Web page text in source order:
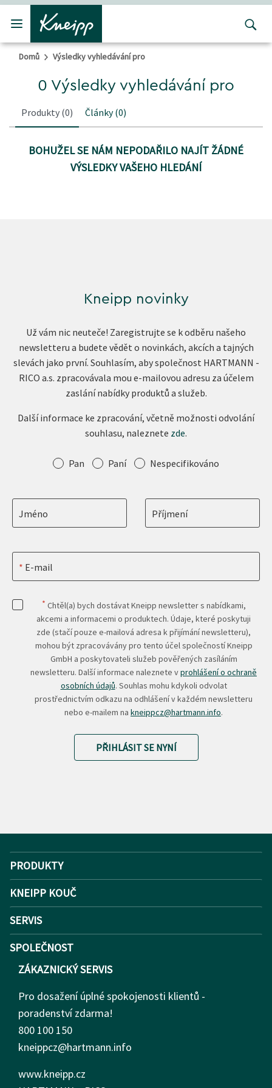
Přejít na hlavní obsah
Přejít na obsah patičky
Domů Výsledky vyhledávání pro
0 Výsledky vyhledávání pro
Produkty (0) Články(0)
BOHUŽEL SE NÁM NEPODAŘILO NAJÍT ŽÁDNÉ
VÝSLEDKY VAŠEHO HLEDÁNÍ
Kneipp novinky
Už vám nic neuteče! Zaregistrujte se k odběru našeho
newsletteru a budete vědět o novinkách, akcích a tajných
slevách jako první. Souhlasím, aby společnost HARTMANN -
RICO a.s. zpracovávala mou e-mailovou adresu za účelem
zaslání nabídky produktů a služeb.
Další informace ke zpracování, včetně možnosti odvolání
souhlasu, naleznete zde.
Oslovení Pan Paní Nespecifikováno
Jméno Příjmení
E-mail
* Chtěl(a) bych dostávat Kneipp newsletter s nabídkami,
akcemi a informacemi o produktech. Údaje, které poskytuji
zde (stačí pouze e-mailová adresa k přijímání newsletteru),
mohou být zpracovávány pro tento účel společností Kneipp
GmbH a poskytovateli služeb pověřených zasíláním
newsletteru. Další informace naleznete vprohlášení o ochraně
osobních údajů. Souhlas mohu kdykoli odvolat
prostřednictvím odkazu na odhlášení v každém newsletteru
nebo e-mailem na kneippcz@hartmann.info.
PŘIHLÁSIT SE NYNÍ
PRODUKTY
KNEIPP KOUČ
SERVIS
SPOLEČNOST
ZÁKAZNICKÝ SERVIS
Pro dosažení úplné spokojenosti klientů -
poradenství zdarma!
800 100 150
kneippcz@hartmann.info
www.kneipp.cz